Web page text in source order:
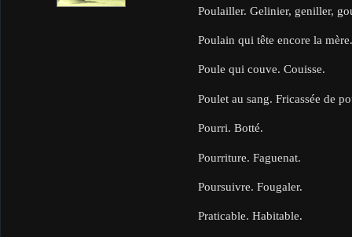
Poulailler. Gelinier, geniller,
Poulain qui tête encore la
Poule qui couve. Couisse.
Poulet au sang. Fricassée de
Pourri. Botté.
Pourriture. Faguenat.
Poursuivre. Fougaler.
Praticable. Habitable.